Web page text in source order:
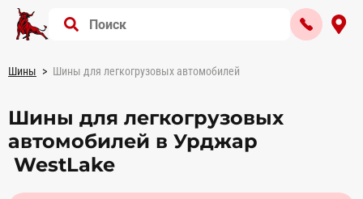
Шины Шины для легкогрузовых автомобилей
Шины для легкогрузовых
автомобилей в Урджар
WestLake